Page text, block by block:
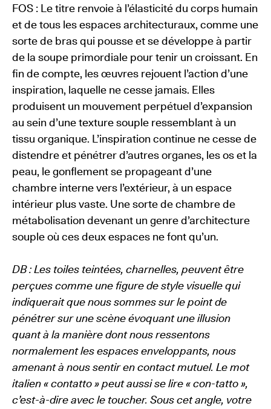
FOS : Le titre renvoie à l’élasticité du corps humain
et de tous les espaces architecturaux, comme une
sorte de bras qui pousse et se développe à partir
de la soupe primordiale pour tenir un croissant. En
fin de compte, les œuvres rejouent l’action d’une
inspiration, laquelle ne cesse jamais. Elles
produisent un mouvement perpétuel d’expansion
au sein d’une texture souple ressemblant à un
tissu organique. L’inspiration continue ne cesse de
distendre et pénétrer d’autres organes, les os et la
peau, le gonflement se propageant d’une
chambre interne vers l’extérieur, à un espace
intérieur plus vaste. Une sorte de chambre de
métabolisation devenant un genre d’architecture
souple où ces deux espaces ne font qu’un.
DB : Les toiles teintées, charnelles, peuvent être
perçues comme une figure de style visuelle qui
indiquerait que nous sommes sur le point de
pénétrer sur une scène évoquant une illusion
quant à la manière dont nous ressentons
normalement les espaces enveloppants, nous
amenant à nous sentir en contact mutuel. Le mot
italien « contatto » peut aussi se lire « con-tatto »,
c’est-à-dire avec le toucher. Sous cet angle, votre